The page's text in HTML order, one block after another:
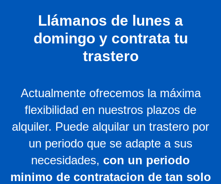
Llámanos de lunes a
domingo y contrata tu
trastero
Actualmente ofrecemos la máxima
flexibilidad en nuestros plazos de
alquiler. Puede alquilar un trastero por
un periodo que se adapte a sus
necesidades, con un periodo
minimo de contratacion de tan solo